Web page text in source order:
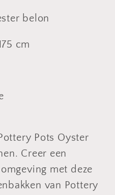
belon
cm
Pots Oyster
Creer een
met deze
van Pottery